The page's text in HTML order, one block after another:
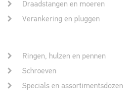
Draadstangen en moeren
Verankering en pluggen
Ringen, hulzen en pennen
Schroeven
Specials en assortimentsdozen